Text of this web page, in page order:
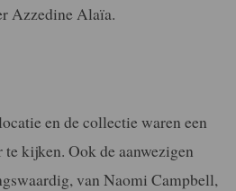
Azzedine Alaïa.
en de collectie waren een
kijken. Ook de aanwezigen
van Naomi Campbell,